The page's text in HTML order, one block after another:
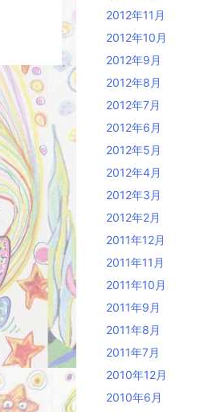
2012年11月
2012年10月
2012年9月
2012年8月
2012年7月
2012年6月
2012年5月
2012年4月
2012年3月
2012年2月
2011年12月
2011年11月
2011年10月
2011年9月
2011年8月
2011年7月
2010年12月
2010年6月